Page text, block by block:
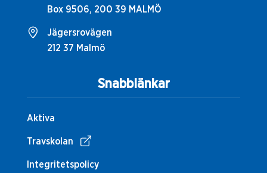
Snabblänkar
Aktiva
Travskolan
Integritetspolicy
Box 9506, 200 39 MALMÖ
Jägersrovägen
212 37 Malmö